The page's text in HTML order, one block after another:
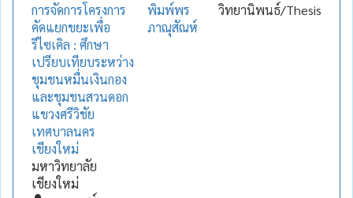
การจัดการโครงการ
คัดแยกขยะเพื่อ
รีไซเคิล : ศึกษา
เปรียบเทียบระหว่าง
ชุมชนหมื่นเงินกอง
และชุมชนสวนดอก
แขวงศรีวิชัย
เทศบาลนคร
เชียงใหม่
มหาวิทยาลัย
เชียงใหม่
พิมพ์พร
ภาณุสัณห์
วิทยานิพนธ์/Thesis